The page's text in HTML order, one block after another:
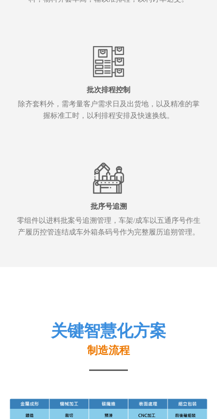
批次排程控制
除齐套料外，需考量客户需求日及出货地，以及精准的掌
握标准工时，以利排程安排及快速换线。
批序号追溯
零组件以进料批案号追溯管理，车架/成车以五通序号作生
产履历控管连结成车外箱条码号作为完整履历追朔管理。
关键智慧化方案
制造流程